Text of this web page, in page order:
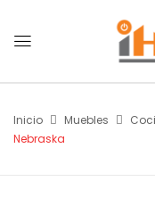
Inicio Muebles
Nebraska